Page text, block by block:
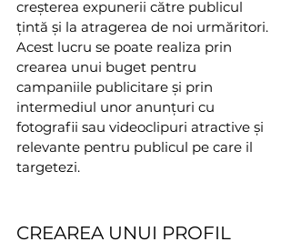
creșterea expunerii către publicul
țintă și la atragerea de noi urmăritori.
Acest lucru se poate realiza prin
crearea unui buget pentru
campaniile publicitare și prin
intermediul unor anunțuri cu
fotografii sau videoclipuri atractive și
relevante pentru publicul pe care il
targetezi.
CREAREA UNUI PROFIL